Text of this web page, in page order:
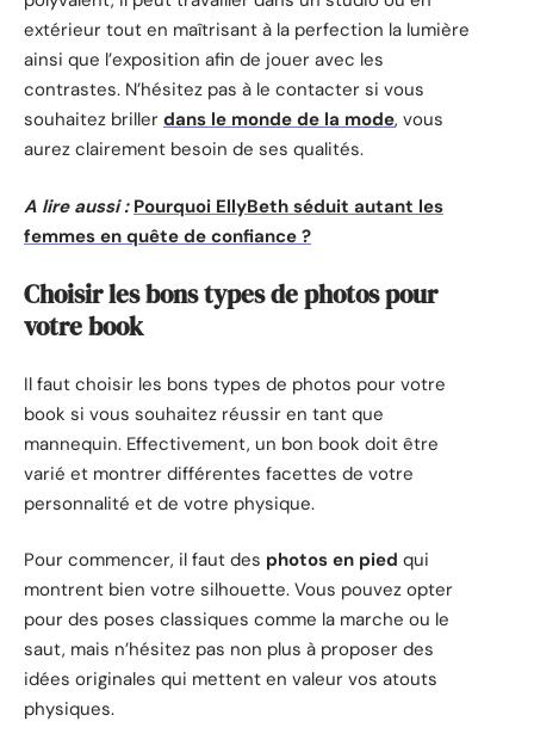
extérieur tout en maîtrisant à la perfection la lumière
ainsi que l’exposition afin de jouer avec les
contrastes. N’hésitez pas à le contacter si vous
souhaitez briller dans le monde de la mode, vous
aurez clairement besoin de ses qualités.
A lire aussi : Pourquoi EllyBeth séduit autant les
femmes en quête de confiance ?
Choisir les bons types de photos pour
votre book
Il faut choisir les bons types de photos pour votre
book si vous souhaitez réussir en tant que
mannequin. Effectivement, un bon book doit être
varié et montrer différentes facettes de votre
personnalité et de votre physique.
Pour commencer, il faut des photos en pied qui
montrent bien votre silhouette. Vous pouvez opter
pour des poses classiques comme la marche ou le
saut, mais n’hésitez pas non plus à proposer des
idées originales qui mettent en valeur vos atouts
physiques.